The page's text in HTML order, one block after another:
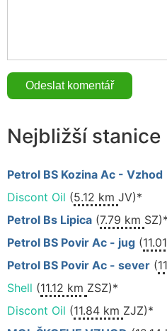
Nejbližší stanice
Petrol BS Kozina Ac - Vzhod
Discont Oil (5.12 km JV)*
Petrol Bs Lipica (7.79 km SZ)*
Petrol BS Povir Ac - jug (
Petrol BS Povir Ac - sever (
Shell (11.12 km ZSZ)*
Discont Oil (11.84 km ZJZ)*